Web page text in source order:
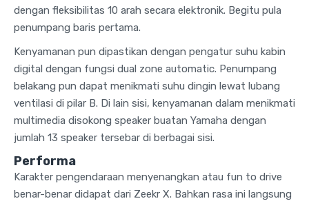
dengan fleksibilitas 10 arah secara elektronik. Begitu pula
penumpang baris pertama.
Kenyamanan pun dipastikan dengan pengatur suhu kabin
digital dengan fungsi dual zone automatic. Penumpang
belakang pun dapat menikmati suhu dingin lewat lubang
ventilasi di pilar B. Di lain sisi, kenyamanan dalam menikmati
multimedia disokong speaker buatan Yamaha dengan
jumlah 13 speaker tersebar di berbagai sisi.
Performa
Karakter pengendaraan menyenangkan atau fun to drive
benar-benar didapat dari Zeekr X. Bahkan rasa ini langsung